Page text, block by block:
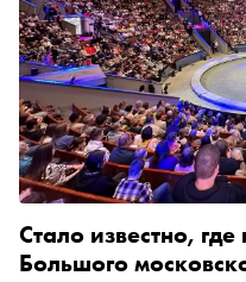
Стало известно,
Большого